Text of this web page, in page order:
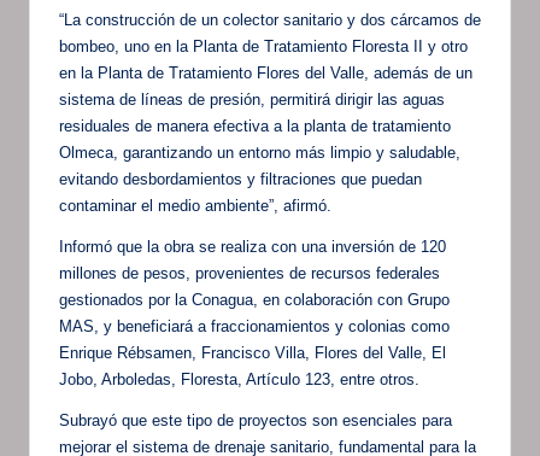
“La construcción de un colector sanitario y dos cárcamos de
bombeo, uno en la Planta de Tratamiento Floresta II y otro
en la Planta de Tratamiento Flores del Valle, además de un
sistema de líneas de presión, permitirá dirigir las aguas
residuales de manera efectiva a la planta de tratamiento
Olmeca, garantizando un entorno más limpio y saludable,
evitando desbordamientos y filtraciones que puedan
contaminar el medio ambiente”, afirmó.
Informó que la obra se realiza con una inversión de 120
millones de pesos, provenientes de recursos federales
gestionados por la Conagua, en colaboración con Grupo
MAS, y beneficiará a fraccionamientos y colonias como
Enrique Rébsamen, Francisco Villa, Flores del Valle, El
Jobo, Arboledas, Floresta, Artículo 123, entre otros.
Subrayó que este tipo de proyectos son esenciales para
mejorar el sistema de drenaje sanitario, fundamental para la